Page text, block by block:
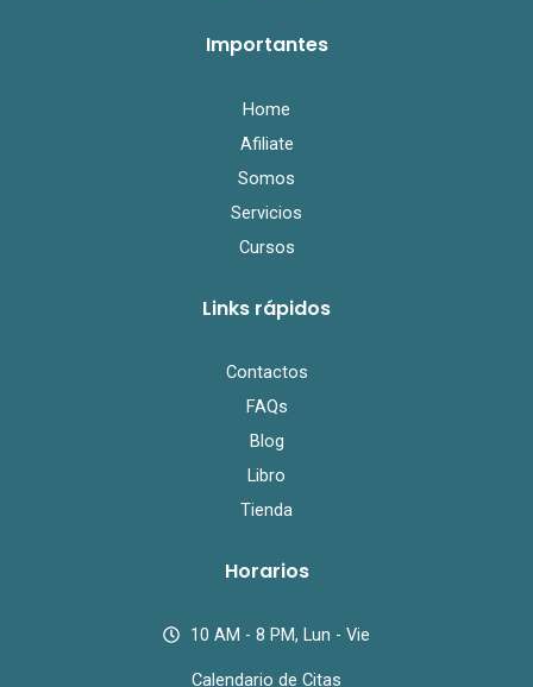
b
t
u
Importantes
Home
Afiliate
Somos
Servicios
Cursos
Links rápidos
Contactos
FAQs
Blog
Libro
Tienda
Horarios
10 AM - 8 PM, Lun - Vie
Calendario de Citas